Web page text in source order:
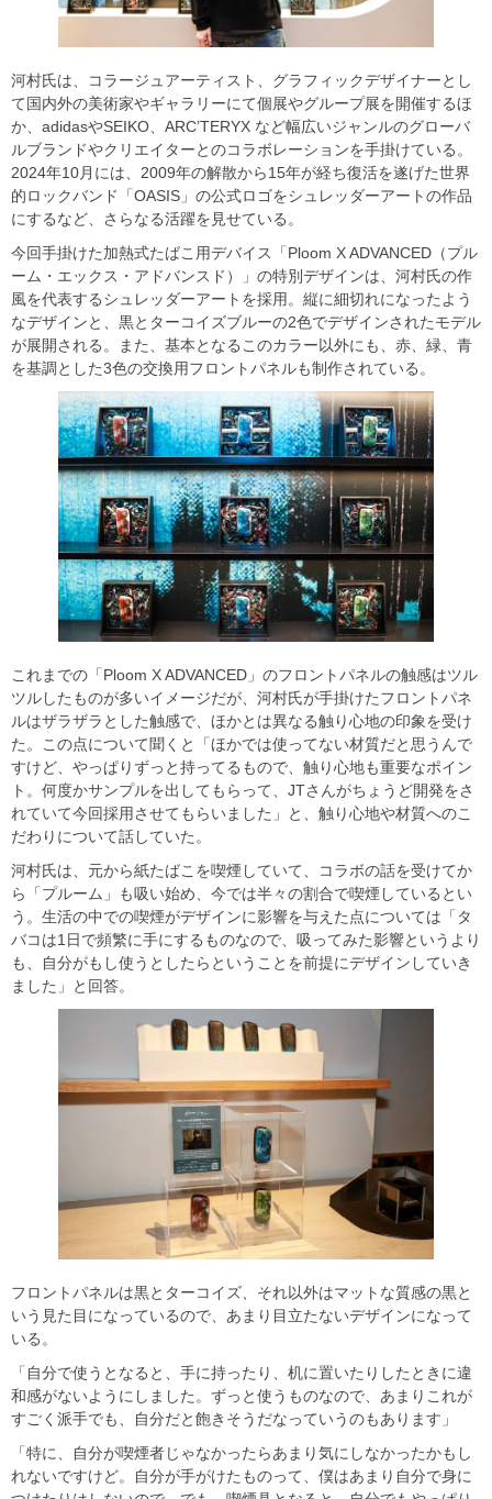
河村氏は、コラージュアーティスト、グラフィックデザイナーとし
て国内外の美術家やギャラリーにて個展やグループ展を開催するほ
か、adidasやSEIKO、ARC’TERYX など幅広いジャンルのグローバ
ルブランドやクリエイターとのコラボレーションを手掛けている。
2024年10月には、2009年の解散から15年が経ち復活を遂げた世界
的ロックバンド「OASIS」の公式ロゴをシュレッダーアートの作品
にするなど、さらなる活躍を見せている。
今回手掛けた加熱式たばこ用デバイス「Ploom X ADVANCED（プル
ーム・エックス・アドバンスド）」の特別デザインは、河村氏の作
風を代表するシュレッダーアートを採用。縦に細切れになったよう
なデザインと、黒とターコイズブルーの2色でデザインされたモデル
が展開される。また、基本となるこのカラー以外にも、赤、緑、青
を基調とした3色の交換用フロントパネルも制作されている。
これまでの「Ploom X ADVANCED」のフロントパネルの触感はツル
ツルしたものが多いイメージだが、河村氏が手掛けたフロントパネ
ルはザラザラとした触感で、ほかとは異なる触り心地の印象を受け
た。この点について聞くと「ほかでは使ってない材質だと思うんで
すけど、やっぱりずっと持ってるもので、触り心地も重要なポイン
ト。何度かサンプルを出してもらって、JTさんがちょうど開発をさ
れていて今回採用させてもらいました」と、触り心地や材質へのこ
だわりについて話していた。
河村氏は、元から紙たばこを喫煙していて、コラボの話を受けてか
ら「プルーム」も吸い始め、今では半々の割合で喫煙しているとい
う。生活の中での喫煙がデザインに影響を与えた点については「タ
バコは1日で頻繁に手にするものなので、吸ってみた影響というより
も、自分がもし使うとしたらということを前提にデザインしていき
ました」と回答。
フロントパネルは黒とターコイズ、それ以外はマットな質感の黒と
いう見た目になっているので、あまり目立たないデザインになって
いる。
「自分で使うとなると、手に持ったり、机に置いたりしたときに違
和感がないようにしました。ずっと使うものなので、あまりこれが
すごく派手でも、自分だと飽きそうだなっていうのもあります」
「特に、自分が喫煙者じゃなかったらあまり気にしなかったかもし
れないですけど。自分が手がけたものって、僕はあまり自分で身に